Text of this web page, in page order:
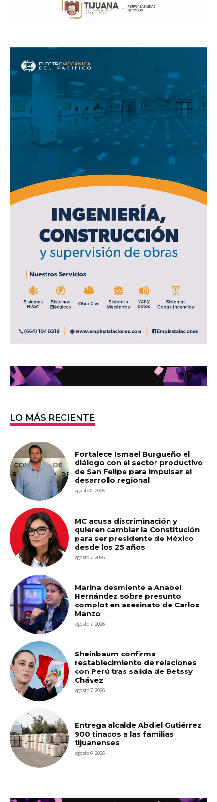
LO MÁS RECIENTE
Fortalece Ismael Burgueño el
diálogo con el sector productivo
de San Felipe para impulsar el
desarrollo regional
agosto 8, 2026
MC acusa discriminación y
quieren cambiar la Constitución
para ser presidente de México
desde los 25 años
agosto 7, 2026
Marina desmiente a Anabel
Hernández sobre presunto
complot en asesinato de Carlos
Manzo
agosto 7, 2026
Sheinbaum confirma
restablecimiento de relaciones
con Perú tras salida de Betssy
Chávez
agosto 7, 2026
Entrega alcalde Abdiel Gutiérrez
900 tinacos a las familias
tijuanenses
agosto 6, 2026